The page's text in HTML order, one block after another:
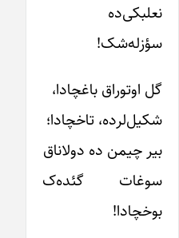
نعلبکی‌ده
سؤزله‌شک!
گل اوتوراق باغچادا،
شکیل‌لرده، تاخچادا؛
بیر چیمن ده دولاناق
سوغات گئده‌ک
بوخچادا!